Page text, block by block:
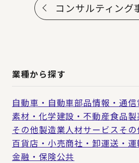
コンサルティング
業種から探す
自動車・自動車部品情報・通信
素材・化学建設・不動産食品
その他製造業人材サービスそ
百貨店・小売商社・卸運送・運
金融・保険公共